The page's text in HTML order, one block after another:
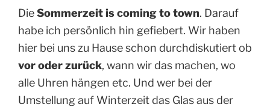
DieSommerzeit is coming to town. Darauf
habe ich persönlich hin gefiebert. Wir haben
hier bei uns zu Hause schon durchdiskutiert ob
vor oder zurück, wann wir das machen, wo
alle Uhren hängen etc. Und wer bei der
Umstellung auf Winterzeit das Glas aus der